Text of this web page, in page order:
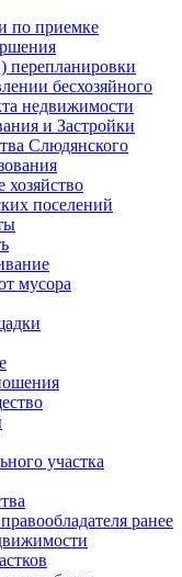
по приемке
перепланировки
бесхозяйного
недвижимости
и Застройки
Слюдянского
хозяйство
поселений
мусора
участка
ранее